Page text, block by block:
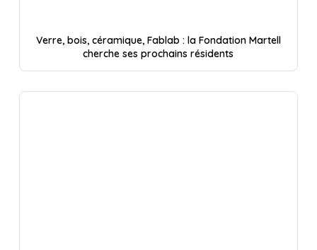
Verre, bois, céramique, Fablab : la Fondation Martell
cherche ses prochains résidents